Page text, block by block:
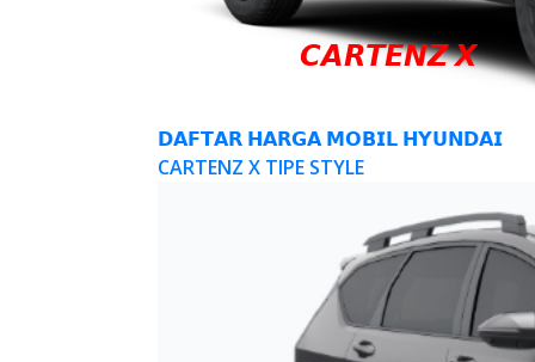
𝘾𝘼𝙍𝙏𝙀𝙉𝙕 𝙓
𝗗𝗔𝗙𝗧𝗔𝗥 𝗛𝗔𝗥𝗚𝗔 𝗠𝗢𝗕𝗜𝗟 𝗛𝗬𝗨𝗡𝗗𝗔𝗜
CARTENZ X TIPE STYLE